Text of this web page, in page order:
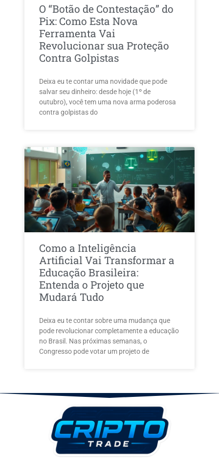
O “Botão de Contestação” do
Pix: Como Esta Nova
Ferramenta Vai
Revolucionar sua Proteção
Contra Golpistas
Deixa eu te contar uma novidade que pode
salvar seu dinheiro: desde hoje (1º de
outubro), você tem uma nova arma poderosa
contra golpistas do
Como a Inteligência
Artificial Vai Transformar a
Educação Brasileira:
Entenda o Projeto que
Mudará Tudo
Deixa eu te contar sobre uma mudança que
pode revolucionar completamente a educação
no Brasil. Nas próximas semanas, o
Congresso pode votar um projeto de